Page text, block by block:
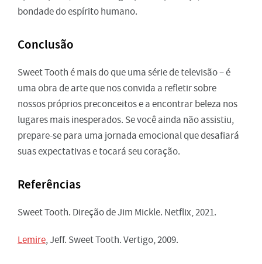
bondade do espírito humano.
Conclusão
Sweet Tooth é mais do que uma série de televisão – é
uma obra de arte que nos convida a refletir sobre
nossos próprios preconceitos e a encontrar beleza nos
lugares mais inesperados. Se você ainda não assistiu,
prepare-se para uma jornada emocional que desafiará
suas expectativas e tocará seu coração.
Referências
Sweet Tooth. Direção de Jim Mickle. Netflix, 2021.
Lemire, Jeff. Sweet Tooth. Vertigo, 2009.